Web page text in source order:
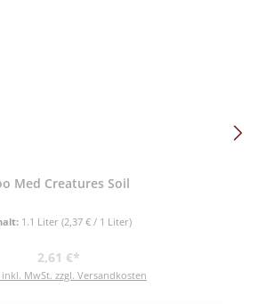
Med Creatures Soil
1.1 Liter (2,37 € / 1 Liter)
Regulärer Preis:
2,61 €*
inkl. MwSt. zzgl. Versandkosten